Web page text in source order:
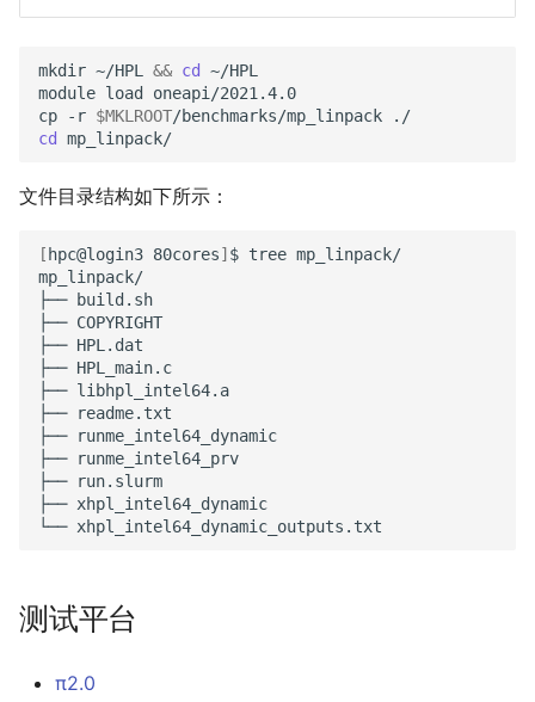
mkdir ~/HPL && cd ~/HPL
module load oneapi/2021.4.0
cp
-r $MKLROOT/benchmarks/mp_linpack
cd
文件目录结构如下所示：
[hpc@login3 80cores]$ tree mp_linpack/
mp_linpack/
├── build.sh
├── COPYRIGHT
├── HPL.dat
├── HPL_main.c
├── libhpl_intel64.a
├──
readme.txt
├──
runme_intel64_dynamic
├──
runme_intel64_prv
├──
run.slurm
├── xhpl_intel64_dynamic
└──
测试平台
π2.0